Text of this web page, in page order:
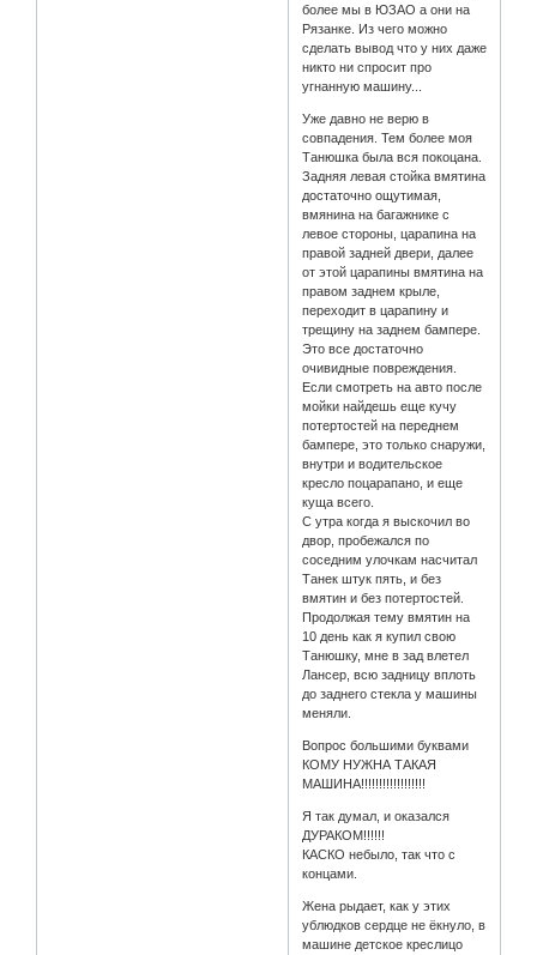
более мы в ЮЗАО а они на
Рязанке. Из чего можно
сделать вывод что у них даже
никто ни спросит про
угнанную машину...
Уже давно не верю в
совпадения. Тем более моя
Танюшка была вся покоцана.
Задняя левая стойка вмятина
достаточно ощутимая,
вмянина на багажнике с
левое стороны, царапина на
правой задней двери, далее
от этой царапины вмятина на
правом заднем крыле,
переходит в царапину и
трещину на заднем бампере.
Это все достаточно
очивидные повреждения.
Если смотреть на авто после
мойки найдешь еще кучу
потертостей на переднем
бампере, это только снаружи,
внутри и водительское
кресло поцарапано, и еще
куща всего.
С утра когда я выскочил во
двор, пробежался по
соседним улочкам насчитал
Танек штук пять, и без
вмятин и без потертостей.
Продолжая тему вмятин на
10 день как я купил свою
Танюшку, мне в зад влетел
Лансер, всю задницу вплоть
до заднего стекла у машины
меняли.
Вопрос большими буквами
КОМУ НУЖНА ТАКАЯ
МАШИНА!!!!!!!!!!!!!!!!!!
Я так думал, и оказался
ДУРАКОМ!!!!!!
КАСКО небыло, так что с
концами.
Жена рыдает, как у этих
ублюдков сердце не ёкнуло, в
машине детское креслицо